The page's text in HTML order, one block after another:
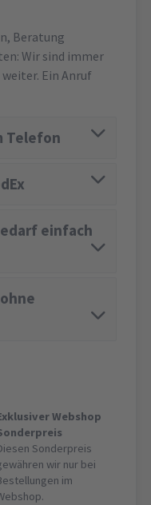
Beratung
Wir sind immer
Ein Anruf
Telefon
einfach
Webshop
Sonderpreis
wir nur bei
im